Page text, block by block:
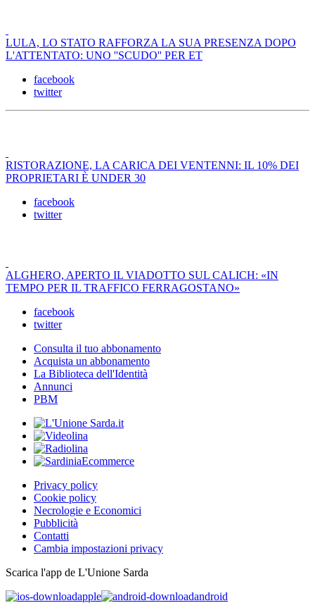
LULA, LO STATO RAFFORZA LA SUA PRESENZA DOPO
L'ATTENTATO: UNO ''SCUDO'' PER ET
facebook
twitter
RISTORAZIONE, LA CARICA DEI VENTENNI: IL 10% DEI
PROPRIETARI È UNDER 30
facebook
twitter
ALGHERO, APERTO IL VIADOTTO SUL CALICH: «IN
TEMPO PER IL TRAFFICO FERRAGOSTANO»
facebook
twitter
Consulta il tuo abbonamento
Acquista un abbonamento
La Biblioteca dell'Identità
Annunci
PBM
Privacy policy
Cookie policy
Necrologie e Economici
Pubblicità
Contatti
Cambia impostazioni privacy
Scarica l'app de L'Unione Sarda
apple
android